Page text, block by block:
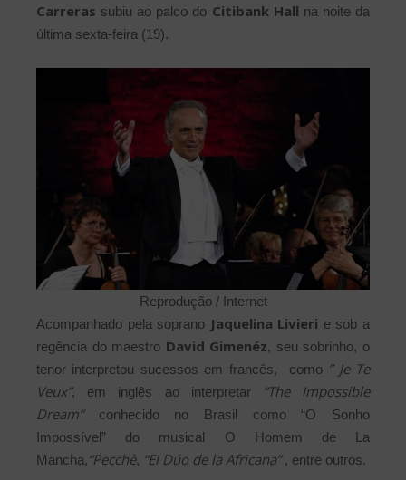
Carreras subiu ao palco do Citibank Hall na noite da
última sexta-feira (19).
Reprodução / Internet
Acompanhado pela soprano Jaquelina Livieri e sob a
regência do maestro David Gimenéz, seu sobrinho, o
tenor interpretou sucessos em francês, como ” Je Te
Veux”, em inglês ao interpretar
“The Impossible
Dream”conhecido no Brasil como “O Sonho
Impossível” do musical O Homem de La
Mancha,“Pecchè, “El Dúo de la Africana”, entre outros.